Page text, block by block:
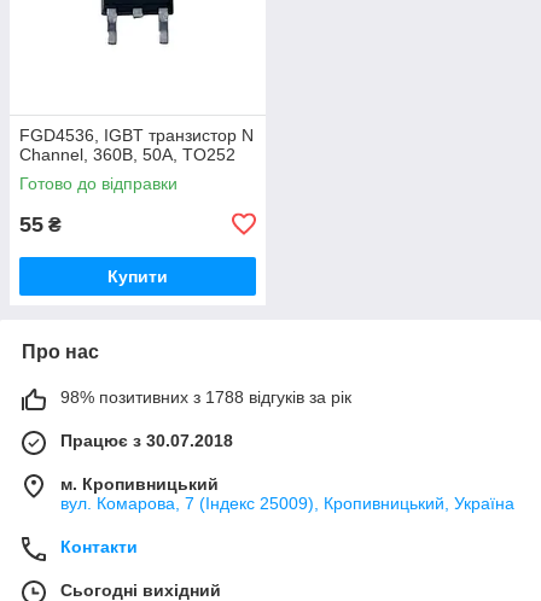
FGD4536, IGBT транзистор N
Channel, 360В, 50А, TO252
Готово до відправки
55 ₴
Купити
Про нас
98% позитивних з 1788 відгуків за рік
Працює з 30.07.2018
м. Кропивницький
вул. Комарова, 7 (Індекс 25009), Кропивницький, Україна
Контакти
Сьогодні вихідний